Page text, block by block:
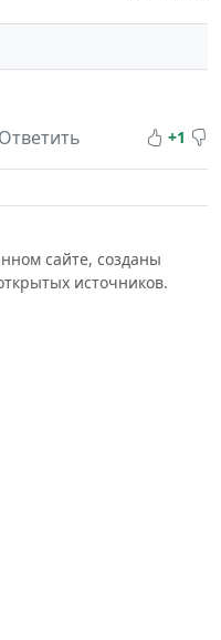
Ответить +1
сайте, созданы
источников.